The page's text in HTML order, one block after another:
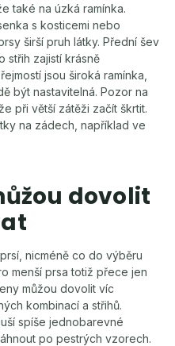
také na úzká ramínka.
s kosticemi nebo
širší pruh látky. Přední šev
střih zajistí krásně
jsou široká ramínka,
být nastavitelná. Pozor na
při větší zátěži začít škrtit.
na zádech, například ve
dovolit
nicméně co do výběru
menší prsa totiž přece jen
můžou dovolit víc
kombinací a střihů.
spíše jednobarevné
po pestrých vzorech.